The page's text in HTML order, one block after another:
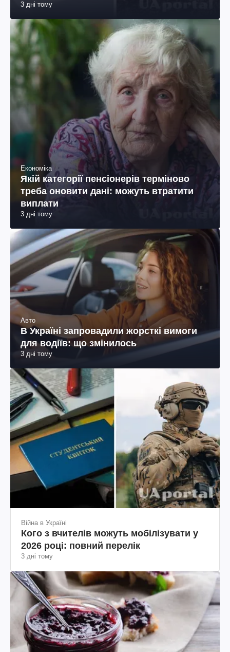
3 дні тому
Економіка
Якій категорії пенсіонерів терміново
треба оновити дані: можуть втратити
виплати
3 дні тому
Авто
В Україні запровадили жорсткі вимоги
для водіїв: що змінилось
3 дні тому
Війна в Україні
Кого з вчителів можуть мобілізувати у
2026 році: повний перелік
3 дні тому